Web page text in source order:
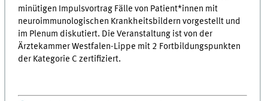
minütigen Impulsvortrag Fälle von Patient*innen mit
neuroimmunologischen Krankheitsbildern vorgestellt und
im Plenum diskutiert. Die Veranstaltung ist von der
Ärztekammer Westfalen-Lippe mit 2 Fortbildungspunkten
der Kategorie C zertifiziert.